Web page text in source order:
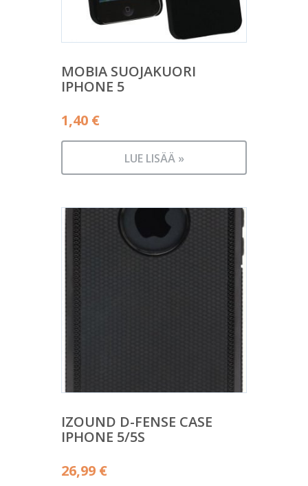
MOBIA SUOJAKUORI
IPHONE 5
1,40 €
LUE LISÄÄ »
IZOUND D-FENSE CASE
IPHONE 5/5S
26,99 €